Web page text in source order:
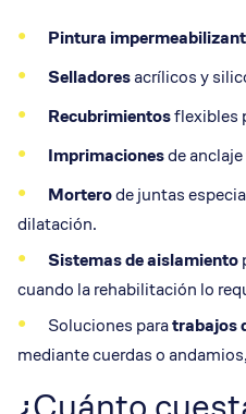
Pintura
Selladoresacrílicos y
Recubrimientosflexibles
Imprimacionesde
Morterode juntas
dilatación.
Sistemas de aislamiento
cuando la rehabilitación lo
Soluciones paratrabajos
mediante cuerdas o